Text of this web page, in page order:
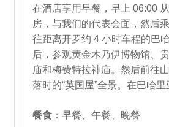
在酒店享用早餐，早上 06:00
房，与我们的代表会面，然后
往距离开罗约 4 小时车程的巴
后，参观黄金木乃伊博物馆、
庙和梅费特拉神庙。然后前往
落时的“英国屋”全景。在巴哈里
餐食 ：早餐、午餐、晚餐